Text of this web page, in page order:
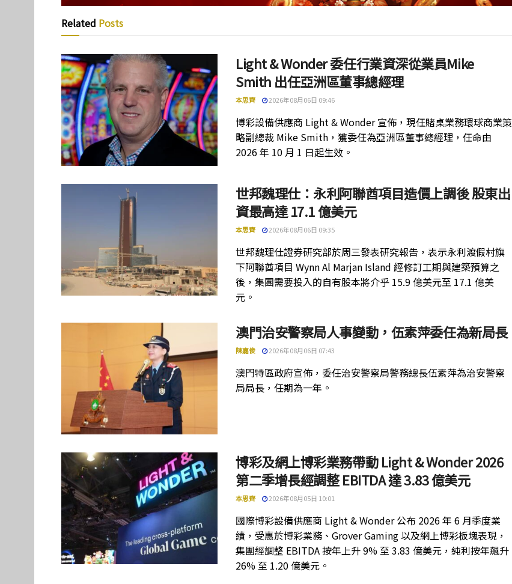
Related Posts
Light & Wonder 委任行業資深從業員Mike
Smith 出任亞洲區董事總經理
本思齊 2026年08月06日 09:46
博彩設備供應商 Light & Wonder 宣佈，現任賭桌業務環球商業策
略副總裁 Mike Smith，獲委任為亞洲區董事總經理，任命由
2026 年 10 月 1 日起生效。
世邦魏理仕：永利阿聯酋項目造價上調後 股東出
資最高達 17.1 億美元
本思齊 2026年08月06日 09:35
世邦魏理仕證券研究部於周三發表研究報告，表示永利渡假村旗
下阿聯酋項目 Wynn Al Marjan Island 經修訂工期與建築預算之
後，集團需要投入的自有股本將介乎 15.9 億美元至 17.1 億美
元。
澳門治安警察局人事變動，伍素萍委任為新局長
陳嘉俊 2026年08月06日 07:43
澳門特區政府宣佈，委任治安警察局警務總長伍素萍為治安警察
局局長，任期為一年。
博彩及網上博彩業務帶動 Light & Wonder 2026
第二季增長經調整 EBITDA 達 3.83 億美元
本思齊 2026年08月05日 10:01
國際博彩設備供應商 Light & Wonder 公布 2026 年 6 月季度業
績，受惠於博彩業務、Grover Gaming 以及網上博彩板塊表現，
集團經調整 EBITDA 按年上升 9% 至 3.83 億美元，純利按年飆升
26% 至 1.20 億美元。